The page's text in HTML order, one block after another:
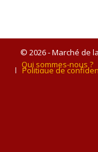
© 2026 - Marché de
Qui sommes-nous ?
Politique de